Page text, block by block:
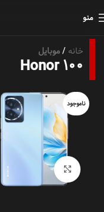
منو
خانه موبایل
Honor 100
ناموجود
بزرگنمایی تصویر